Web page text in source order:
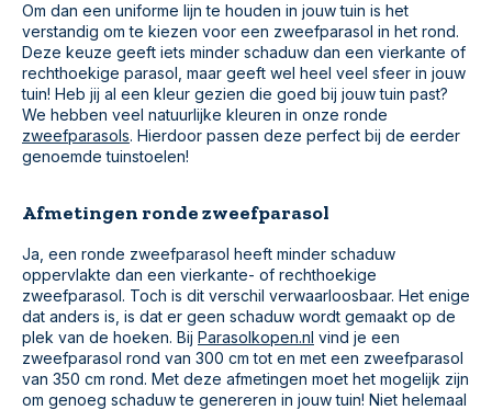
Om dan een uniforme lijn te houden in jouw tuin is het
verstandig om te kiezen voor een zweefparasol in het rond.
Deze keuze geeft iets minder schaduw dan een vierkante of
rechthoekige parasol, maar geeft wel heel veel sfeer in jouw
tuin! Heb jij al een kleur gezien die goed bij jouw tuin past?
We hebben veel natuurlijke kleuren in onze ronde
zweefparasols. Hierdoor passen deze perfect bij de eerder
genoemde tuinstoelen!
Afmetingen ronde zweefparasol
Ja, een ronde zweefparasol heeft minder schaduw
oppervlakte dan een vierkante- of rechthoekige
zweefparasol. Toch is dit verschil verwaarloosbaar. Het enige
dat anders is, is dat er geen schaduw wordt gemaakt op de
plek van de hoeken. Bij Parasolkopen.nl vind je een
zweefparasol rond van 300 cm tot en met een zweefparasol
van 350 cm rond. Met deze afmetingen moet het mogelijk zijn
om genoeg schaduw te genereren in jouw tuin! Niet helemaal